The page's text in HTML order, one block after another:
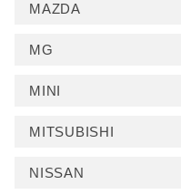
MAZDA
MG
MINI
MITSUBISHI
NISSAN